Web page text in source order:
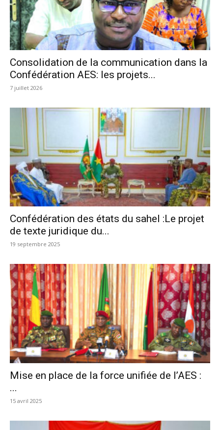
Consolidation de la communication dans la
Confédération AES: les projets...
7 juillet 2026
Confédération des états du sahel :Le projet
de texte juridique du...
19 septembre 2025
Mise en place de la force unifiée de l’AES :
...
15 avril 2025